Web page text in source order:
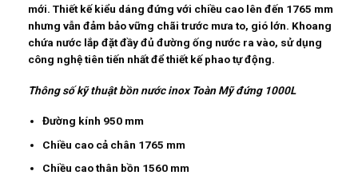
mới. Thiết kế kiểu dáng đứng với chiều cao lên đến 1765 mm
nhưng vẫn đảm bảo vững chãi trước mưa to, gió lớn. Khoang
chứa nước lắp đặt đầy đủ đường ống nước ra vào, sử dụng
công nghệ tiên tiến nhất để thiết kế phao tự động.
Thông số kỹ thuật bồn nước inox Toàn Mỹ đứng 1000L
Đường kính 950 mm
Chiều cao cả chân 1765 mm
Chiều cao thân bồn 1560 mm